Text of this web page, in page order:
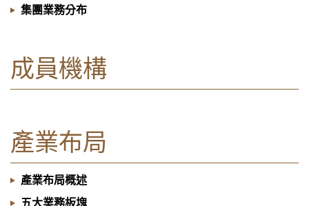
集團業務分布
成員機構
產業布局
產業布局概述
五大業務板塊